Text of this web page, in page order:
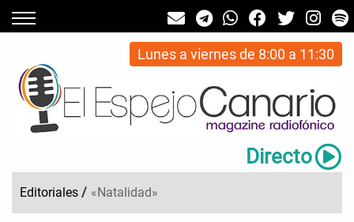
Lunes a viernes de 8:00 a 11:30
Directo
Editoriales / «Natalidad»